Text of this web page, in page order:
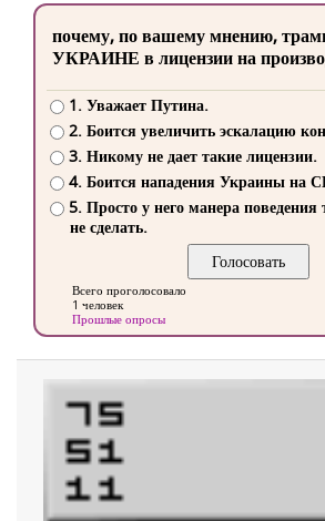
почему, по вашему мнению,
УКРАИНЕ в лицензии на
1. Уважает Путина.
2. Боится увеличить эскалацию
3. Никому не дает такие лицензии.
4. Боится нападения Украины на
5. Просто у него манера поведения
не сделать.
Всего проголосовало
1 человек
Прошлые опросы